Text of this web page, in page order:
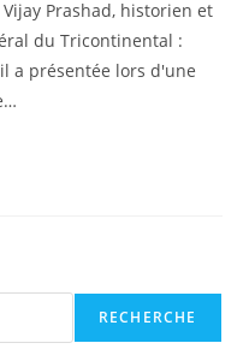
Prashad, historien et
du Tricontinental :
a présentée lors d'une
RECHERCHE